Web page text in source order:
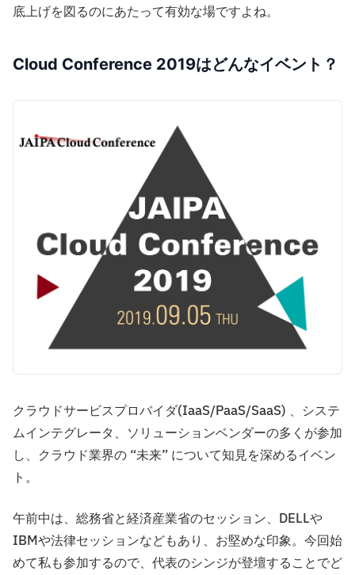
底上げを図るのにあたって有効な場ですよね。
Cloud Conference 2019はどんなイベント？
クラウドサービスプロバイダ(IaaS/PaaS/SaaS) 、システ
ムインテグレータ、ソリューションベンダーの多くが参加
し、クラウド業界の “未来” について知見を深めるイベン
ト。
午前中は、総務省と経済産業省のセッション、DELLや
IBMや法律セッションなどもあり、お堅めな印象。今回始
めて私も参加するので、代表のシンジが登壇することでど